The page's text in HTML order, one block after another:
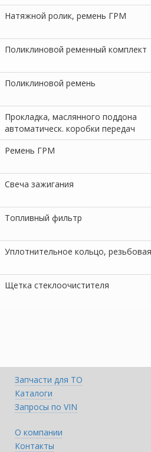
Натяжной ролик, ремень ГРМ
Поликлиновой ременный комплект
Поликлиновой ремень
Прокладка, маслянного поддона
автоматическ. коробки передач
Ремень ГРМ
Свеча зажигания
Топливный фильтр
Уплотнительное кольцо,
Щетка стеклоочистителя
Запчасти для ТО
Каталоги
Запросы по VIN
О компании
Контакты